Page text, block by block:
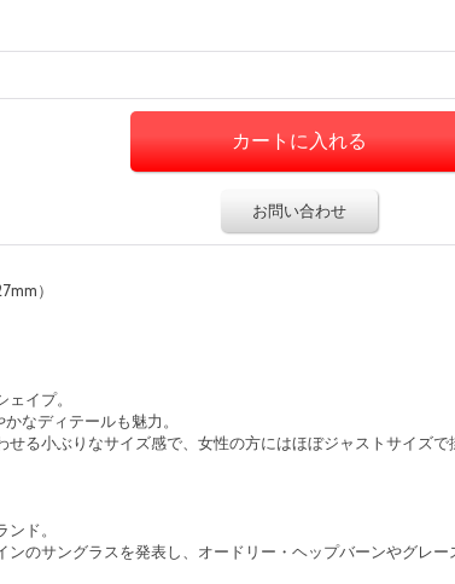
お問い合わせ
）
イプ。
なディテールも魅力。
る小ぶりなサイズ感で、女性の方にはほぼジャストサイズで
ド。
ンのサングラスを発表し、オードリー・ヘップバーンやグレ